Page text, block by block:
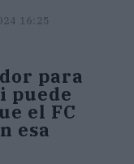
16:25
para
puede
el FC
esa